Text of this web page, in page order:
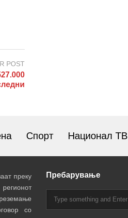
POST
Спорт Национал ТВ
преку
со
Пребарување